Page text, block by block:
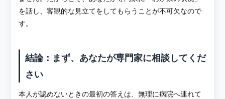
を話し、客観的な見立てをしてもらうことが不可欠なので
す。
結論：まず、あなたが専門家に相談してくだ
さい
本人が認めないときの最初の答えは、無理に病院へ連れて